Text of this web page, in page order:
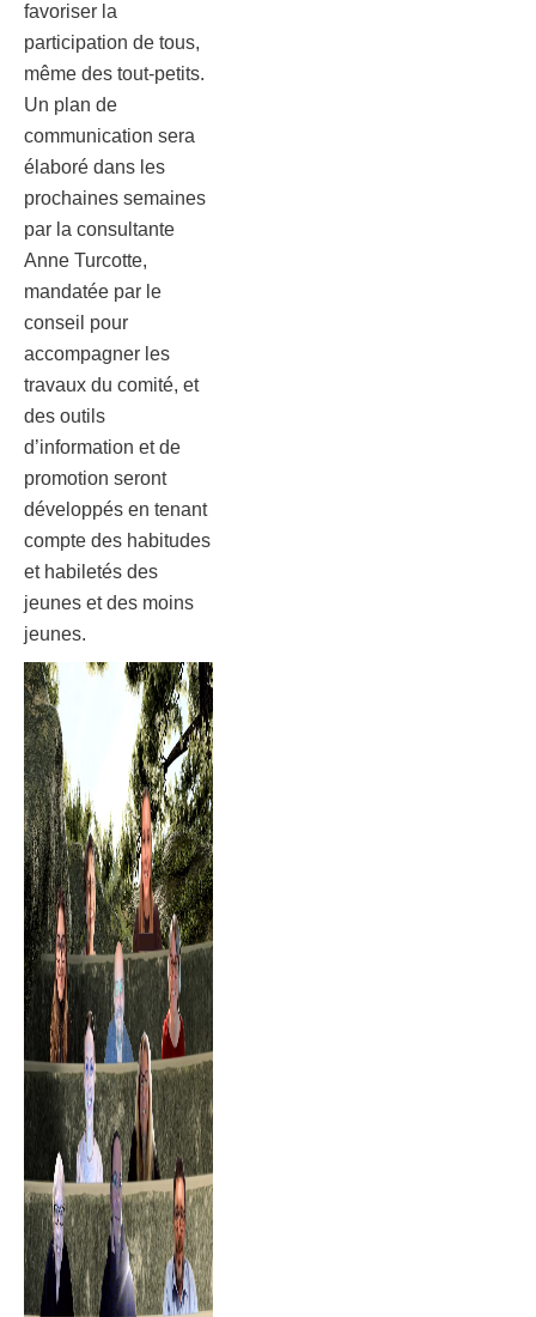
favoriser la
participation de tous,
même des tout-petits.
Un plan de
communication sera
élaboré dans les
prochaines semaines
par la consultante
Anne Turcotte,
mandatée par le
conseil pour
accompagner les
travaux du comité, et
des outils
d’information et de
promotion seront
développés en tenant
compte des habitudes
et habiletés des
jeunes et des moins
jeunes.